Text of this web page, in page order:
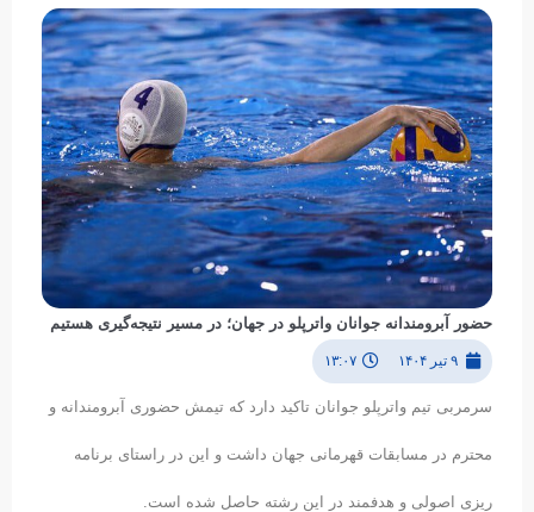
حضور آبرومندانه جوانان واترپلو در جهان؛ در مسیر نتیجه‌گیری هستیم
۹ تیر ۱۴۰۴ ۱۳:۰۷
سرمربی تیم واترپلو جوانان تاکید دارد که تیمش حضوری آبرومندانه و
محترم در مسابقات قهرمانی جهان داشت و این در راستای برنامه
ریزی اصولی و هدفمند در این رشته حاصل شده است.